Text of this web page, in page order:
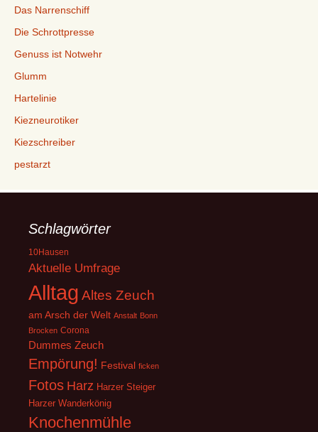
Das Narrenschiff
Die Schrottpresse
Genuss ist Notwehr
Glumm
Hartelinie
Kiezneurotiker
Kiezschreiber
pestarzt
Schlagwörter
10Hausen
Aktuelle Umfrage
Alltag Altes Zeuch
am Arsch der Welt Anstalt Bonn
Brocken Corona
Dummes Zeuch
Empörung! Festival ficken
Fotos Harz Harzer Steiger
Harzer Wanderkönig
Knochenmühle